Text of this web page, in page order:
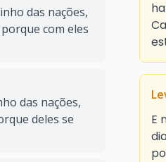
das nações,
com eles
das nações,
deles se
E